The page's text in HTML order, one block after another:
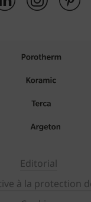
Editorial
à la protection